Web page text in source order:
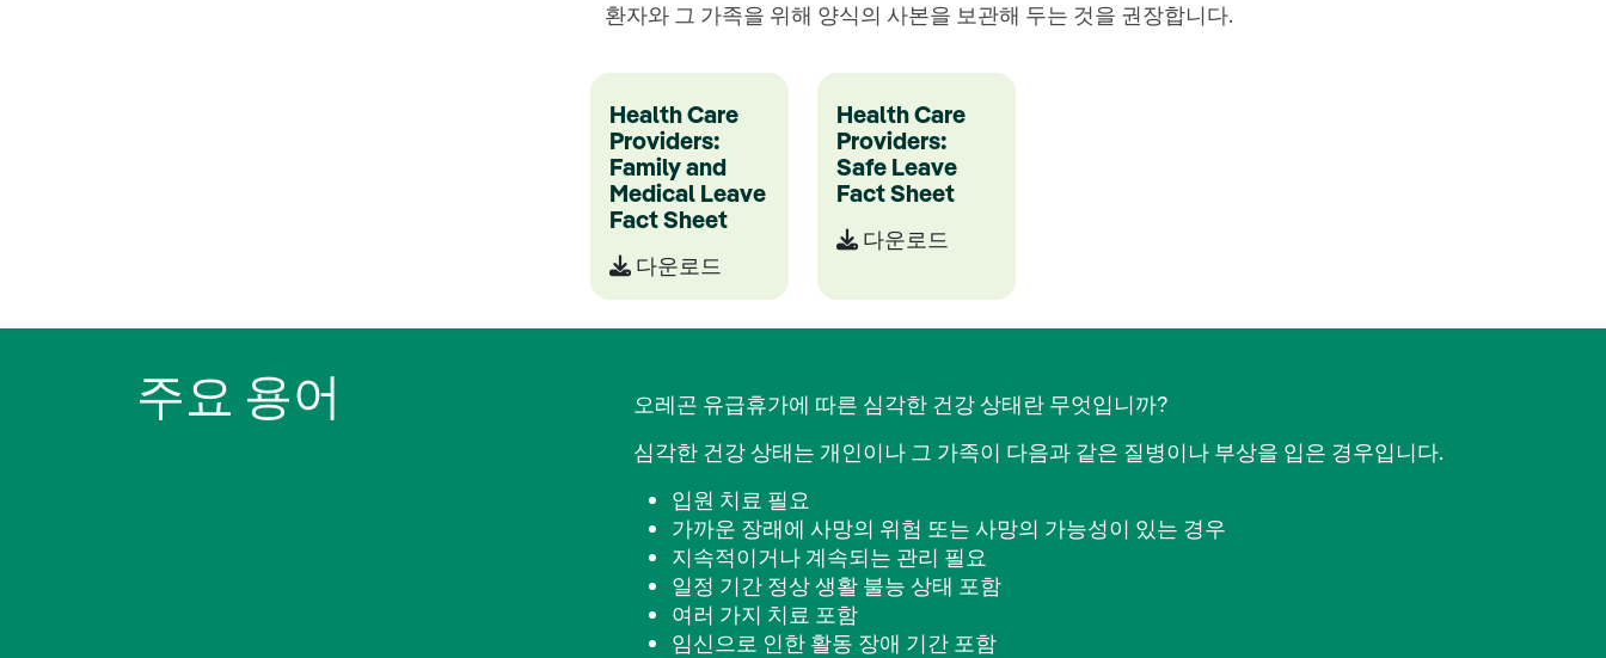
환자와 그 가족을 위해 양식의 사본을 보관해 두는 것을 권장합니다.
Health Care
Providers:
Family and
Medical Leave
Fact Sheet
다운로드
Health Care
Providers:
Safe Leave
Fact Sheet
다운로드
주요 용어
오레곤 유급휴가에 따른 심각한 건강 상태란 무엇입니까?
심각한 건강 상태는 개인이나 그 가족이 다음과 같은 질병이나 부상을 입은 경우입니다.
입원 치료 필요
가까운 장래에 사망의 위험 또는 사망의 가능성이 있는 경우
지속적이거나 계속되는 관리 필요
일정 기간 정상 생활 불능 상태 포함
여러 가지 치료 포함
임신으로 인한 활동 장애 기간 포함